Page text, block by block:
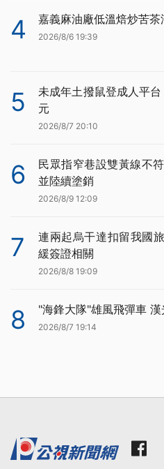
4 嘉義麻油廠低溫焙炒苦
2026/8/6 19:39
5
未成年土撥鼠登成人平
元
2026/8/7 20:10
6
民眾指窄巷設雙黃線不
並陸續塗銷
2026/8/9 12:09
7
連兩起烏干達扣留我國
緩簽證相關
2026/8/8 19:09
8 "海鋒大隊"雄風飛彈車
2026/8/7 19:14